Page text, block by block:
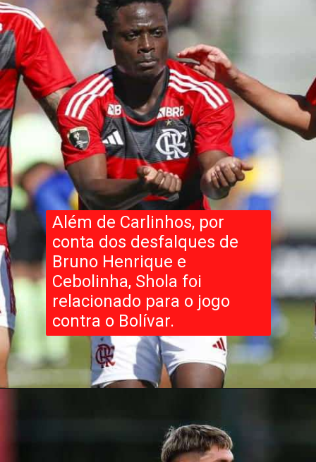
Além de Carlinhos, por
conta dos desfalques de
Bruno Henrique e
Cebolinha, Shola foi
relacionado para o jogo
contra o Bolívar.